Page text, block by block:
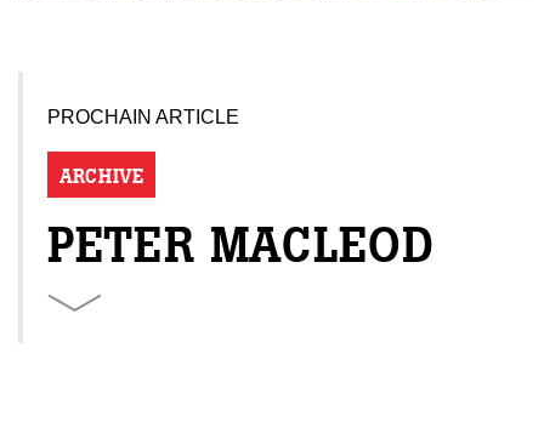
PROCHAIN ARTICLE
ARCHIVE
PETER MACLEOD